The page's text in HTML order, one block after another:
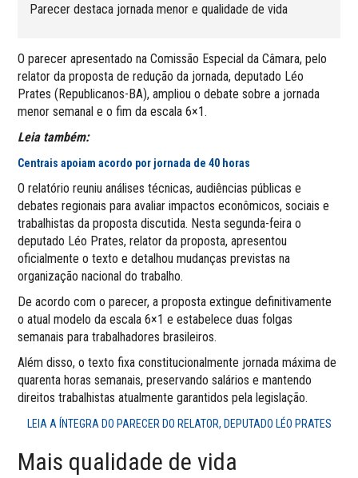
Parecer destaca jornada menor e qualidade de vida
O parecer apresentado na Comissão Especial da Câmara, pelo
relator da proposta de redução da jornada, deputado Léo
Prates (Republicanos-BA), ampliou o debate sobre a jornada
menor semanal e o fim da escala 6×1.
Leia também:
Centrais apoiam acordo por jornada de 40 horas
O relatório reuniu análises técnicas, audiências públicas e
debates regionais para avaliar impactos econômicos, sociais e
trabalhistas da proposta discutida. Nesta segunda-feira o
deputado Léo Prates, relator da proposta, apresentou
oficialmente o texto e detalhou mudanças previstas na
organização nacional do trabalho.
De acordo com o parecer, a proposta extingue definitivamente
o atual modelo da escala 6×1 e estabelece duas folgas
semanais para trabalhadores brasileiros.
Além disso, o texto fixa constitucionalmente jornada máxima de
quarenta horas semanais, preservando salários e mantendo
direitos trabalhistas atualmente garantidos pela legislação.
LEIA A ÍNTEGRA DO PARECER DO RELATOR, DEPUTADO LÉO PRATES
Mais qualidade de vida